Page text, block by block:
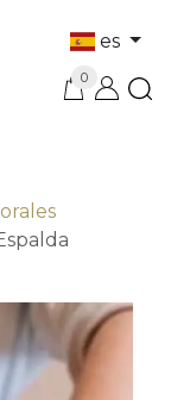
es
0